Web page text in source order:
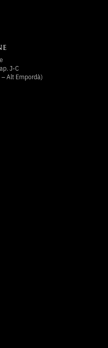
J-C
– Alt Empordà)